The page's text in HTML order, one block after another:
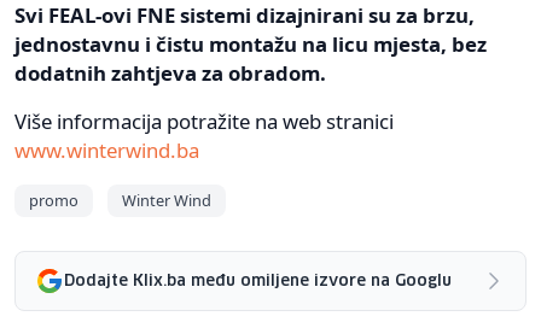
Svi FEAL-ovi FNE sistemi dizajnirani su za brzu,
jednostavnu i čistu montažu na licu mjesta, bez
dodatnih zahtjeva za obradom.
Više informacija potražite na web stranici
www.winterwind.ba
promo Winter Wind
Dodajte Klix.ba među omiljene izvore na Googlu